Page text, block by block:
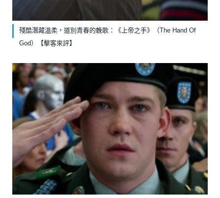
殘酷潛藏溫柔，道別青春的輓歌：《上帝之手》（The Hand Of
God）【擊客來評】